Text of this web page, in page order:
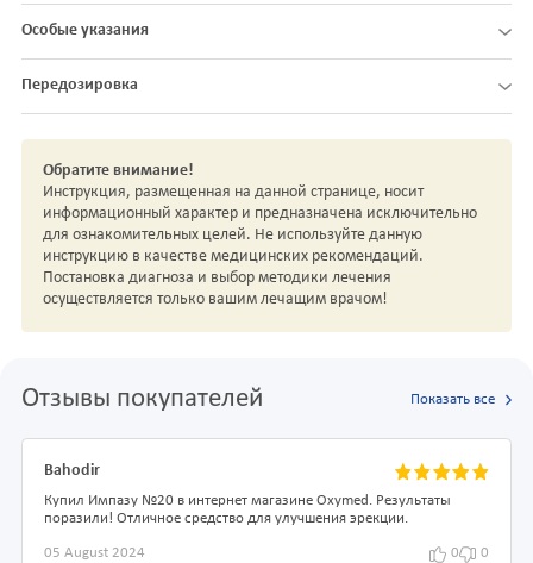
Особые указания
Передозировка
Обратите внимание!
Инструкция, размещенная на данной странице, носит
информационный характер и предназначена исключительно
для ознакомительных целей. Не используйте данную
инструкцию в качестве медицинских рекомендаций.
Постановка диагноза и выбор методики лечения
осуществляется только вашим лечащим врачом!
Отзывы покупателей Показать все
Bahodir
Купил Импазу №20 в интернет магазине Oxymed. Результаты
поразили! Отличное средство для улучшения эрекции.
05 August 2024 0 0